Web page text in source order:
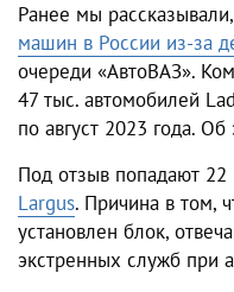
Ранее мы
машин в России из-за
очереди «АвтоВАЗ».
47 тыс. автомобилей
по август 2023 года.
Под отзыв попадают 22
Largus. Причина в том,
установлен блок,
экстренных служб при